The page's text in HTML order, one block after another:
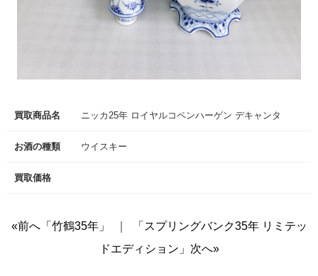
買取商品名 ニッカ25年 ロイヤルコペンハーゲン デキャンタ
お酒の種類 ウイスキー
買取価格
«前へ「竹鶴35年」
「スプリングバンク35年 リミテッ
ドエディション」次へ»